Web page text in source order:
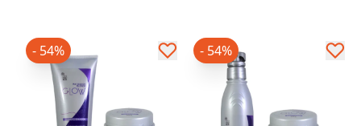
- 54% - 54%